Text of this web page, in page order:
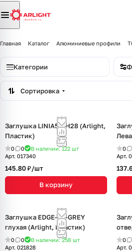
Главная Каталог Алюминиевые профили
Категории
Сортировка
Заглушка LINIA53-H28 (Arlight,
Пластик)
0 0 В наличии: 122 шт
Арт. 017340
145.80 ₽/шт
В корзину
0
Арт.
Заглушка EDGE-08-GREY
глухая (Arlight, Пластик)
0 0 В наличии: 258 шт
Арт. 021828
0
Арт.